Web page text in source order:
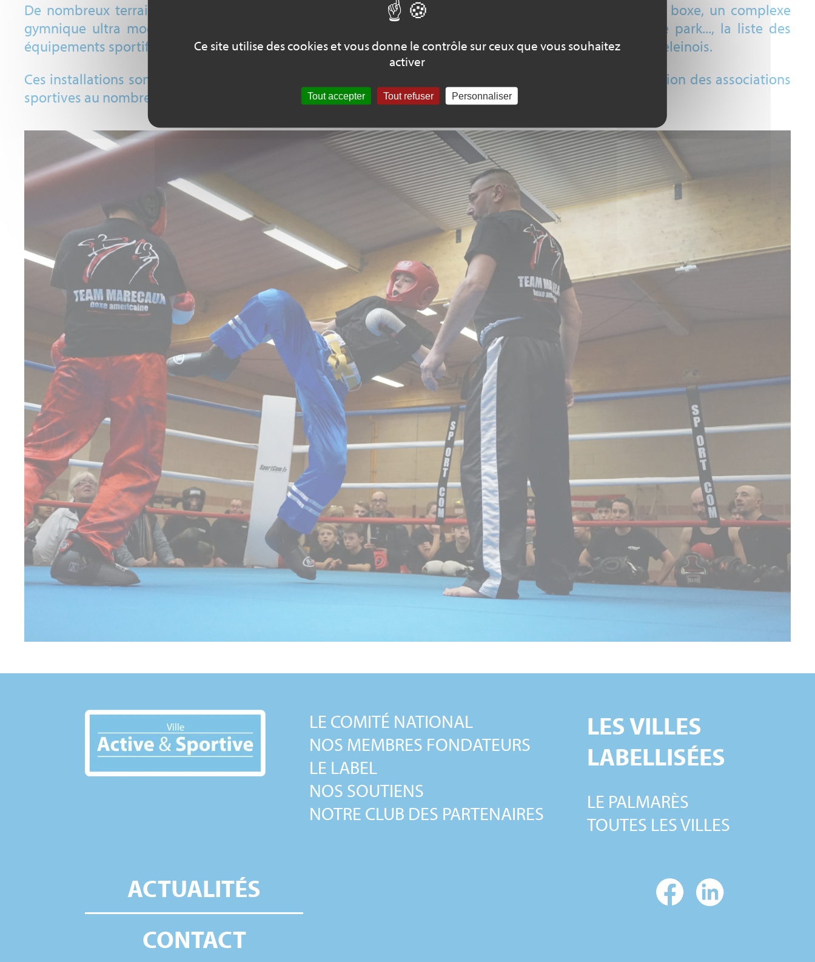
De nombreux terrains et salles multisports, des terrains de pétanque, des stands de tir, des rings de boxe, un complexe
gymnique ultra moderne, une piscine, un dojo, un pôle raquettes, des terrains de football, un skate park..., la liste des
équipements sportifs municipaux est révélatrice de la grande diversité des activités accessibles aux Madeleinois.
Ces installations sont particulièrement utilisées par les écoliers, collégiens et lycéens et mises à disposition des associations
sportives au nombre de 29.
LE COMITÉ NATIONAL
NOS MEMBRES FONDATEURS
LE LABEL
NOS SOUTIENS
NOTRE CLUB DES PARTENAIRES
LES VILLES
LABELLISÉES
LE PALMARÈS
TOUTES LES VILLES
ACTUALITÉS
CONTACT
Ce site utilise des cookies et vous donne le contrôle sur ceux que vous souhaitez
activer
Tout accepter Tout refuser Personnaliser